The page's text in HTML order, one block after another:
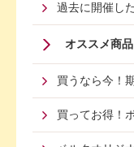
過去に開催し
オススメ商品
買うなら今！
買ってお得！